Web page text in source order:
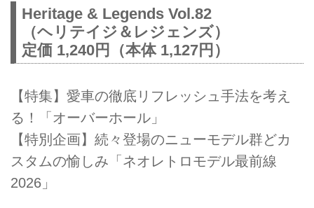
Heritage & Legends Vol.82
（ヘリテイジ＆レジェンズ）
定価 1,240円（本体 1,127円）
【特集】愛車の徹底リフレッシュ手法を考え
る！「オーバーホール」
【特別企画】続々登場のニューモデル群どカ
スタムの愉しみ「ネオレトロモデル最前線
2026」